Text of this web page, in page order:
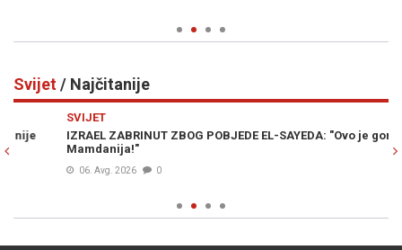
Svijet/ Najčitanije
IZRAEL ZABRINUT ZBOG POBJEDE EL-SAYEDA: "Ovo je gore od
Mamdanija!"
06. Avg. 2026 0